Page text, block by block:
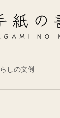
しの文例